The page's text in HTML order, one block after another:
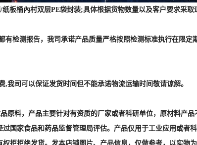
国家食品和药品监督管理局评估。产品仅用于工业应用或者
拒拒绝发货。发本店铺图片、产品信息，仅做参考，以实物为